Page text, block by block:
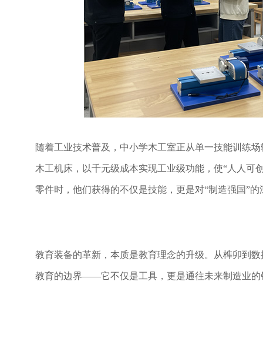
随着工业技术普及，中小学木工室正从单一技能训练
木工机床，以千元级成本实现工业级功能，使“人人可
零件时，他们获得的不仅是技能，更是对“制造强国”的
教育装备的革新，本质是教育理念的升级。从榫卯到
教育的边界——它不仅是工具，更是通往未来制造业的